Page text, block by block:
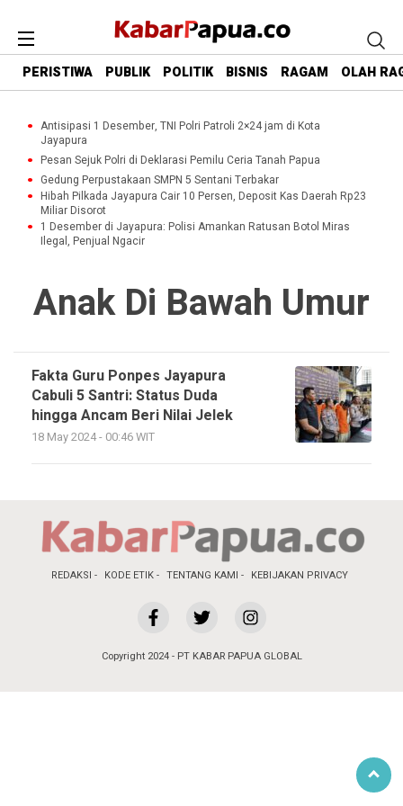
PERISTIWA PUBLIK POLITIK BISNIS RAGAM OLAH
Antisipasi 1 Desember, TNI Polri Patroli 2×24 jam di Kota
Jayapura
Pesan Sejuk Polri di Deklarasi Pemilu Ceria Tanah Papua
Gedung Perpustakaan SMPN 5 Sentani Terbakar
Hibah Pilkada Jayapura Cair 10 Persen, Deposit Kas Daerah Rp23
Miliar Disorot
1 Desember di Jayapura: Polisi Amankan Ratusan Botol Miras
Ilegal, Penjual Ngacir
Anak Di Bawah Umur
Fakta Guru Ponpes Jayapura
Cabuli 5 Santri: Status Duda
hingga Ancam Beri Nilai Jelek
18 May 2024 - 00:46 WIT
REDAKSI KODE ETIK TENTANG KAMI KEBIJAKAN PRIVACY
Copyright 2024 - PT KABAR PAPUA GLOBAL